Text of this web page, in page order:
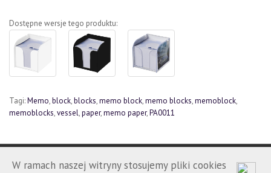
W ramach naszej witryny stosujemy pliki cookies
Dostępne wersje tego produktu:
Tagi:Memo,block,blocks,memo block,memo blocks,memoblock,
memoblocks,vessel,paper,memo paper,PA0011